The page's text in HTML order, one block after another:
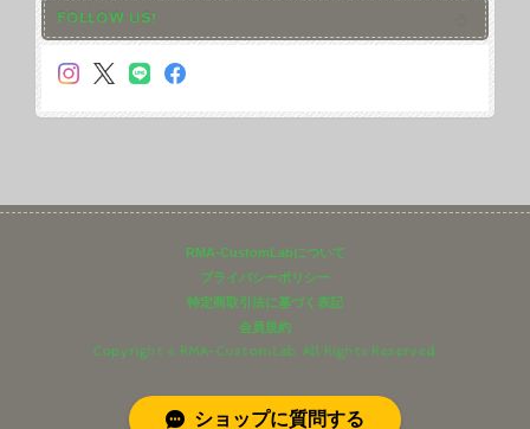
FOLLOW US!
RMA-CustomLabについて
プライバシーポリシー
特定商取引法に基づく表記
会員規約
Copyright © RMA-CustomLab. All Rights Reserved.
ショップに質問する